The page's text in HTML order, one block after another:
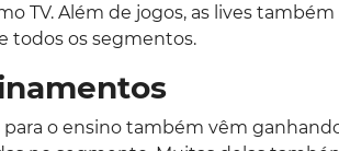
TV. Além de jogos, as lives
todos os segmentos.
para o ensino também vêm